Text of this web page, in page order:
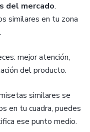
del mercado.
similares en tu zona
mejor atención,
del producto.
similares se
en tu cuadra, puedes
ese punto medio.